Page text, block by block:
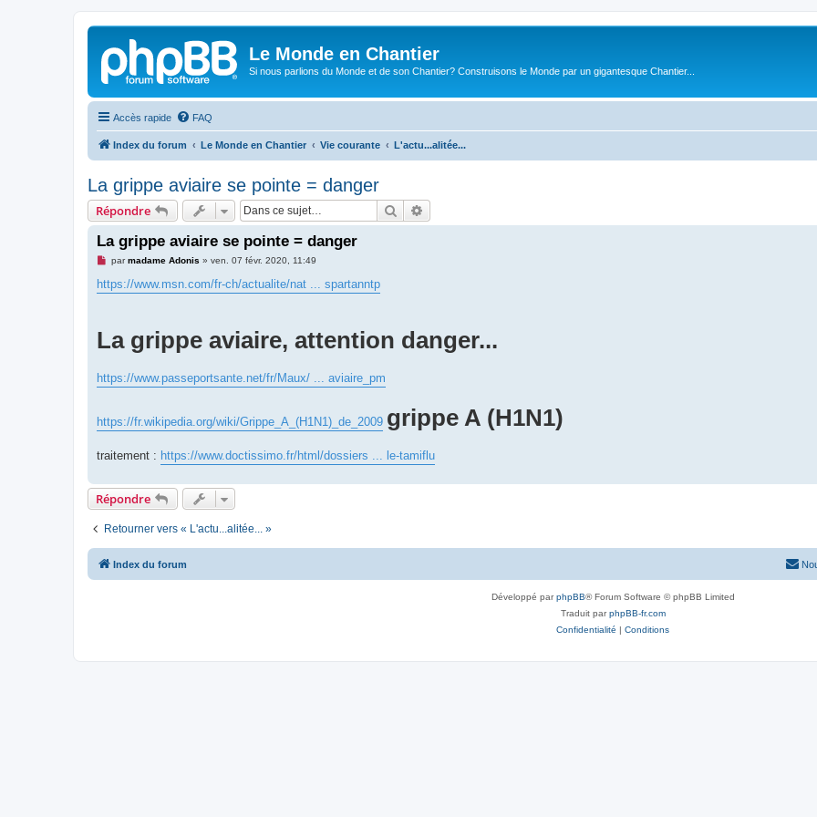
Le Monde en Chantier
Si nous parlions du Monde et de son Chantier? Construisons le Monde par un gigantesque Chantier...
Accès rapide FAQ
Index du forum Le Monde en Chantier Vie courante L'actu...alitée...
La grippe aviaire se pointe = danger
Répondre Rechercher
La grippe aviaire se pointe = danger
M
s
s
o
u
parmadame Adonis » ven. 07 févr. 2020, 11:49
https://www.msn.com/fr-ch/actualite/nat ... spartanntp
La grippe aviaire, attention danger...
https://www.passeportsante.net/fr/Maux/ ... aviaire_pm
https://fr.wikipedia.org/wiki/Grippe_A_(H1N1)_de_2009 grippe A (H1N1)
traitement : https://www.doctissimo.fr/html/dossiers ... le-tamiflu
Répondre
Retourner vers « L'actu...alitée... »
Index du forum
Développé parphpBB® Forum Software © phpBB Limited
Traduit parphpBB-fr.com
Confidentialité | Conditions